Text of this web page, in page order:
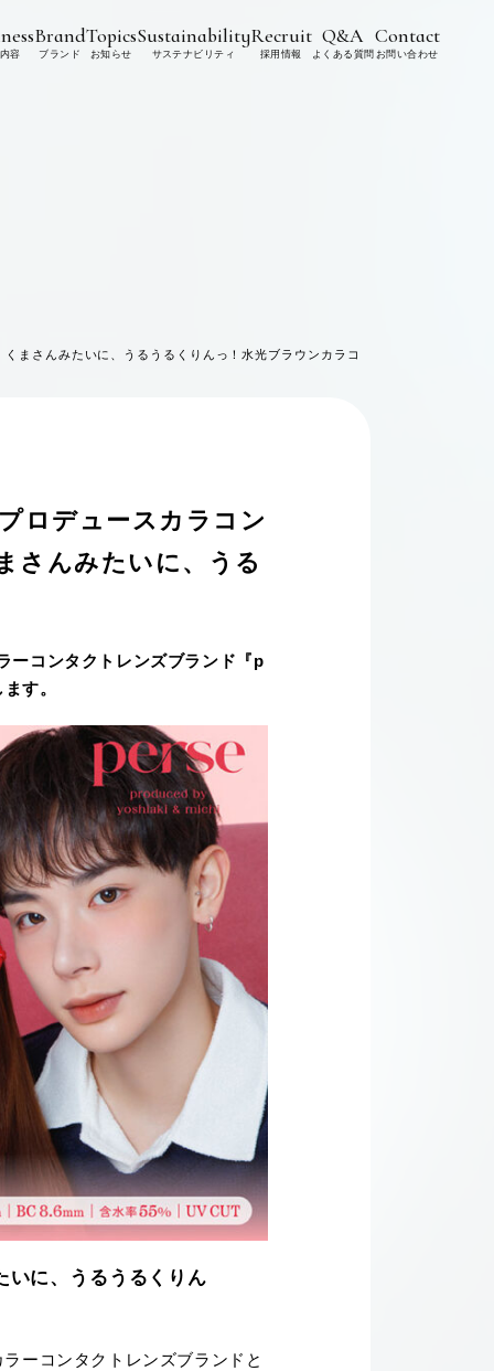
容
Brand
ブランド
Topics
お知らせ
Sustainability
サステナビリティ
Recruit
採用情報
Q&A
よくある質問
Contact
お問い合わせ
まさんみたいに、うるうるくりんっ！水光ブラウンカラコ
ロデュースカラコン
さんみたいに、うる
ーコンタクトレンズブランド『p
す。
いに、うるうるくりん
ーコンタクトレンズブランドと